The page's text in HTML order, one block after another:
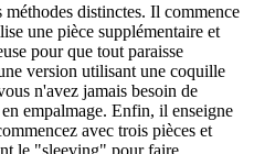
distinctes. Il commence
une pièce supplémentaire et
pour que tout paraisse
version utilisant une coquille
n'avez jamais besoin de
empalmage. Enfin, il enseigne
avec trois pièces et
le "sleeving" pour faire